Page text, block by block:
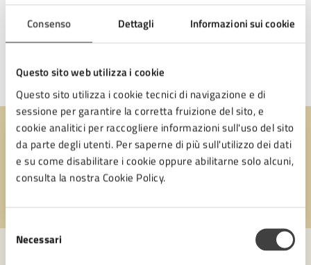
Consenso Dettagli Informazioni sui cookie
Questo sito web utilizza i cookie
Questo sito utilizza i cookie tecnici di navigazione e di
sessione per garantire la corretta fruizione del sito, e
cookie analitici per raccogliere informazioni sull'uso del sito
da parte degli utenti. Per saperne di più sull'utilizzo dei dati
e su come disabilitare i cookie oppure abilitarne solo alcuni,
consulta la nostra Cookie Policy.
Selezione
delNecessari
Ultimo aggiornamento:25/05/2026, 14:02
Quanto sono chiare le informazioni su questa
pagina?